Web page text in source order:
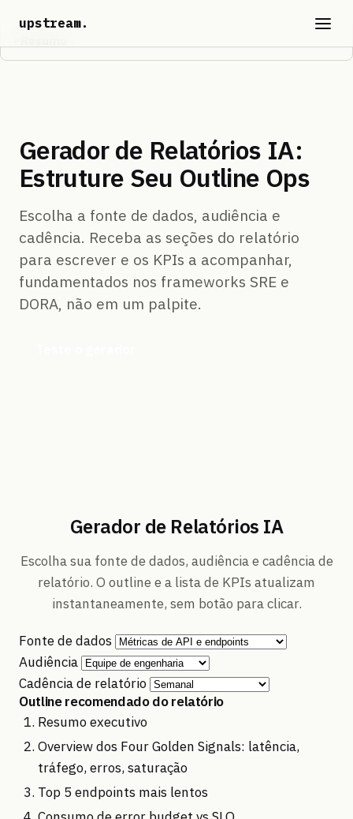
Gerador de Relatórios IA:
Estruture Seu Outline Ops
Escolha a fonte de dados, audiência e
cadência. Receba as seções do relatório
para escrever e os KPIs a acompanhar,
fundamentados nos frameworks SRE e
DORA, não em um palpite.
Gerador de Relatórios IA
Escolha sua fonte de dados, audiência e cadência de
relatório. O outline e a lista de KPIs atualizam
instantaneamente, sem botão para clicar.
Fonte de dados
Audiência
Cadência de relatório
Outline recomendado do relatório
Resumo executivo
Overview dos Four Golden Signals: latência,
tráfego, erros, saturação
Top 5 endpoints mais lentos
upstream.